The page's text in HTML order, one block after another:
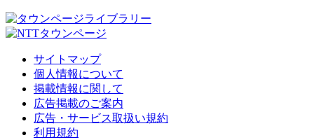
サイトマップ
個人情報について
掲載情報に関して
広告掲載のご案内
広告・サービス取扱い規約
利用規約